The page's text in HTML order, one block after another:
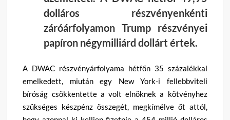
dolláros részvényenkénti
záróárfolyamon Trump részvényei
papíron négymilliárd dollárt értek.
A DWAC részvényárfolyama hétfőn 35 százalékkal
emelkedett, miután egy New York-i fellebbviteli
bíróság csökkentette a volt elnöknek a kötvényhez
szükséges készpénz összegét, megkímélve őt attól,